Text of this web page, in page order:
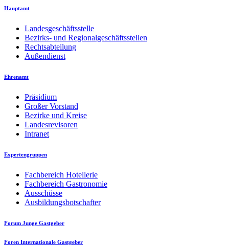
Hauptamt
Landesgeschäftsstelle
Bezirks- und Regionalgeschäftsstellen
Rechtsabteilung
Außendienst
Ehrenamt
Präsidium
Großer Vorstand
Bezirke und Kreise
Landesrevisoren
Intranet
Expertengruppen
Fachbereich Hotellerie
Fachbereich Gastronomie
Ausschüsse
Ausbildungsbotschafter
Forum Junge Gastgeber
Foren Internationale Gastgeber